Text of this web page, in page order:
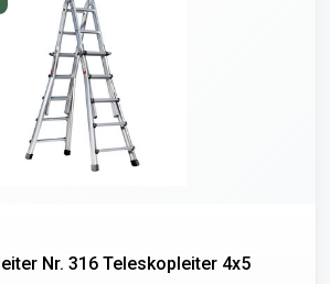
Nr. 316 Teleskopleiter 4x5